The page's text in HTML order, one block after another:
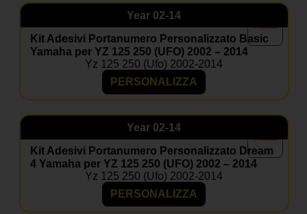
Il kit è compatibile con il mio Yamaha?
Sì, basta selezionare modello e anno nella pagina
prodotto.
Posso inserire il mio numero e nome?
Certo, le grafiche sono completamente personalizzabili.
Il materiale è resistente a fango e graffi?
agenti atmosferici e competizioni.
Posso aggiungere il coprisella?
Sì, nella maggior parte dei kit è disponibile come
optional coordinato.
Year 02-14
Kit Adesivi Portanumero Personalizzato Basic
Yamaha per YZ 125 250 (UFO) 2002 – 2014
Yz 125 250 (ufo) 2002-2014
PERSONALIZZA
Year 02-14
Kit Adesivi Portanumero Personalizzato Dream
4 Yamaha per YZ 125 250 (UFO) 2002 – 2014
Yz 125 250 (ufo) 2002-2014
PERSONALIZZA